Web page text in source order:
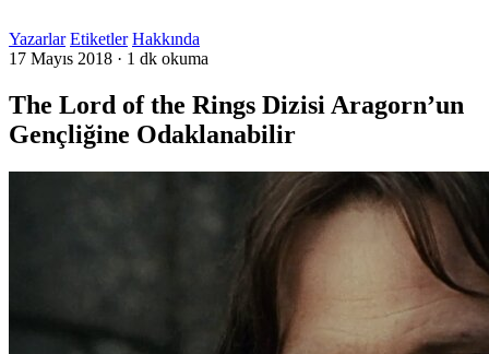
Yazarlar Etiketler Hakkında
17 Mayıs 2018 · 1 dk okuma
The Lord of the Rings Dizisi Aragorn’un
Gençliğine Odaklanabilir